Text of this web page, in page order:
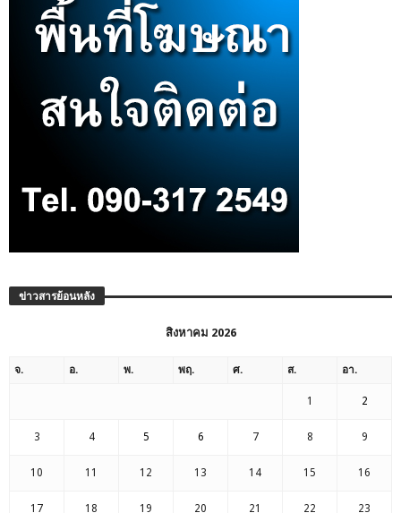
ข่าวสารย้อนหลัง
สิงหาคม 2026
จ. อ. พ. พฤ. ศ. ส. อา.
1 2
3 4 5 6 7 8 9
10 11 12 13 14 15 16
17 18 19 20 21 22 23